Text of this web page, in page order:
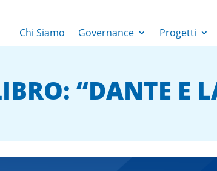
Chi Siamo Governance Progetti
“DANTE E